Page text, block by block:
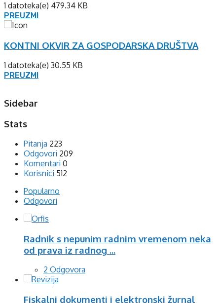
1 datoteka(e) 479.34 KB
PREUZMI
KONTNI OKVIR ZA GOSPODARSKA DRUŠTVA
1 datoteka(e) 30.55 KB
PREUZMI
Sidebar
Stats
Pitanja 223
Odgovori 209
Komentari 0
Korisnici 512
Popularno
Odgovori
Radnik s nepunim radnim vremenom neka
od prava iz radnog ...
2 Odgovora
Fiskalni dokumenti i elektronski žurnal